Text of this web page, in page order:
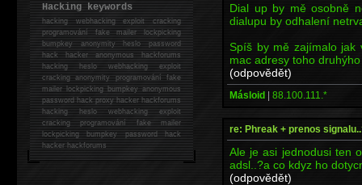
Dial up by mě osobně
dialupu by odhalení
Spíš by mě zajímalo jak
mac adresy toho
(odpovědět)
Másloid | 88.100.111.*
re: Phreak + prenos
Ale je asi jednodusi ten
adsl..?a co kdyz ho
(odpovědět)
Hacking keywords
hackingwebhacking exploit cracking
programování fake mailer lockpicking
bumpkey anonymity heslo password
hackhacker anonymous hackforums
hackingheslo webhacking exploit
cracking anonymity programování fake
mailer lockpicking bumpkey anonymous
password hack proxy hacker hackforums
hacking heslo webhacking exploit
cracking programování fake mailer
lockpicking bumpkey password hack
hackerhackforums